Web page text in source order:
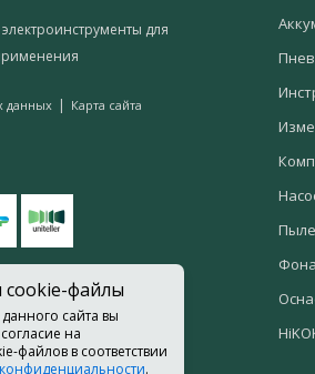
файлы
сайта вы
на
файлов в соответствии
.
для
данных | Карта сайта